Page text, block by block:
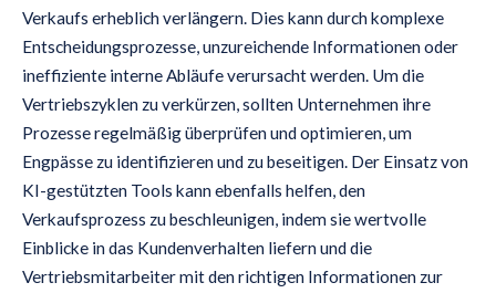
Verkaufs erheblich verlängern. Dies kann durch komplexe
Entscheidungsprozesse, unzureichende Informationen oder
ineffiziente interne Abläufe verursacht werden. Um die
Vertriebszyklen zu verkürzen, sollten Unternehmen ihre
Prozesse regelmäßig überprüfen und optimieren, um
Engpässe zu identifizieren und zu beseitigen. Der Einsatz von
KI-gestützten Tools kann ebenfalls helfen, den
Verkaufsprozess zu beschleunigen, indem sie wertvolle
Einblicke in das Kundenverhalten liefern und die
Vertriebsmitarbeiter mit den richtigen Informationen zur